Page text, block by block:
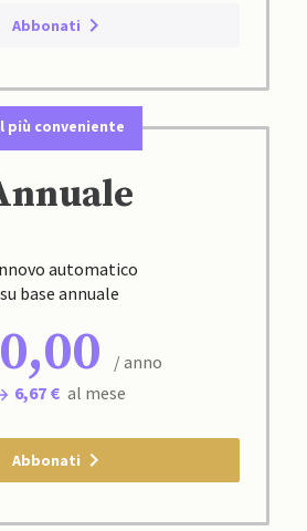
Abbonati
più conveniente
automatico
su base annuale
/ anno
6,67 € al mese
Abbonati